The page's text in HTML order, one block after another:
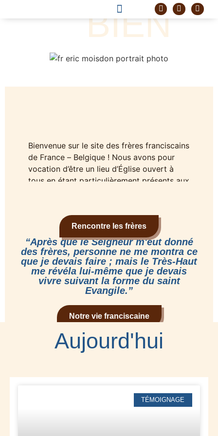
BIEN
Bienvenue sur le site des frères franciscains
de France – Belgique ! Nous avons pour
vocation d’être un lieu d’Église ouvert à
tous en étant particulièrement présents aux
Rencontre les frères
“Après que le Seigneur m'eut donné
des frères, personne ne me montra ce
que je devais faire ; mais le Très-Haut
me révéla lui-même que je devais
vivre suivant la forme du saint
Evangile.”
Notre vie franciscaine
Aujourd'hui
TÉMOIGNAGE